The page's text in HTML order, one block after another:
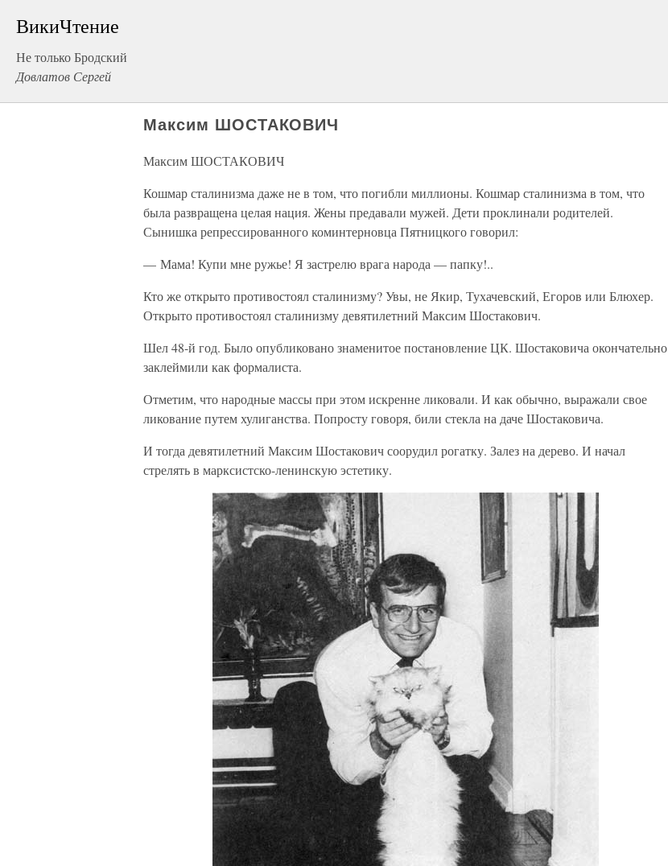
ВикиЧтение
Не только Бродский
Довлатов Сергей
Максим ШОСТАКОВИЧ
Максим ШОСТАКОВИЧ
Кошмар сталинизма даже не в том, что погибли миллионы. Кошмар сталинизма в том, что
была развращена целая нация. Жены предавали мужей. Дети проклинали родителей.
Сынишка репрессированного коминтерновца Пятницкого говорил:
— Мама! Купи мне ружье! Я застрелю врага народа — папку!..
Кто же открыто противостоял сталинизму? Увы, не Якир, Тухачевский, Егоров или Блюхер.
Открыто противостоял сталинизму девятилетний Максим Шостакович.
Шел 48-й год. Было опубликовано знаменитое постановление ЦК. Шостаковича окончательно
заклеймили как формалиста.
Отметим, что народные массы при этом искренне ликовали. И как обычно, выражали свое
ликование путем хулиганства. Попросту говоря, били стекла на даче Шостаковича.
И тогда девятилетний Максим Шостакович соорудил рогатку. Залез на дерево. И начал
стрелять в марксистско-ленинскую эстетику.